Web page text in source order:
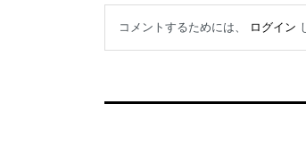
コメントするためには、 ログイン